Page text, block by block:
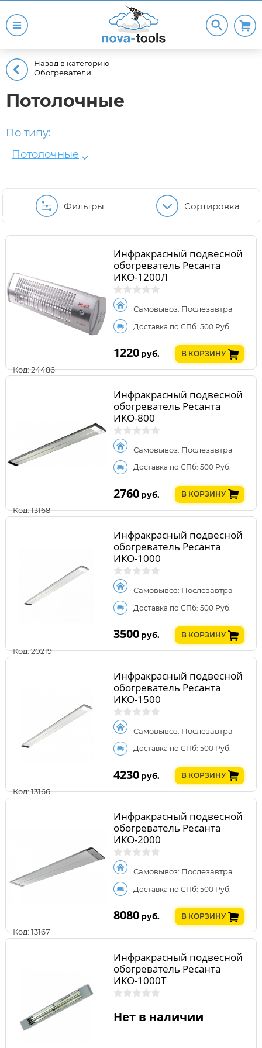
Назад в категорию
Обогреватели
Потолочные
По типу:
Потолочные
Фильтры Сортировка
Код: 24486
Инфракрасный подвесной
обогреватель Ресанта
ИКО-1200Л
Самовывоз: Послезавтра
Доставка по СПб: 500 Руб.
1220 руб. В КОРЗИНУ
Код: 13168
Инфракрасный подвесной
обогреватель Ресанта
ИКО-800
Самовывоз: Послезавтра
Доставка по СПб: 500 Руб.
2760 руб. В КОРЗИНУ
Код: 20219
Инфракрасный подвесной
обогреватель Ресанта
ИКО-1000
Самовывоз: Послезавтра
Доставка по СПб: 500 Руб.
3500 руб. В КОРЗИНУ
Код: 13166
Инфракрасный подвесной
обогреватель Ресанта
ИКО-1500
Самовывоз: Послезавтра
Доставка по СПб: 500 Руб.
4230 руб. В КОРЗИНУ
Код: 13167
Инфракрасный подвесной
обогреватель Ресанта
ИКО-2000
Самовывоз: Послезавтра
Доставка по СПб: 500 Руб.
8080 руб. В КОРЗИНУ
Инфракрасный подвесной
обогреватель Ресанта
ИКО-1000T
Нет в наличии